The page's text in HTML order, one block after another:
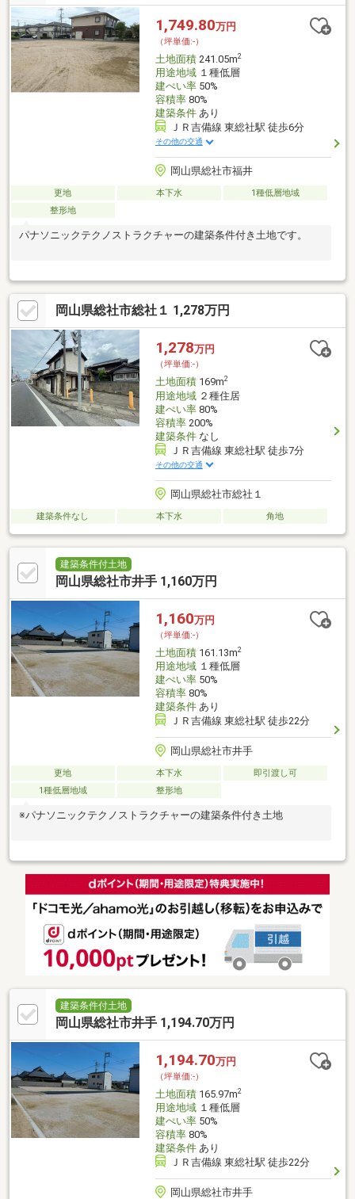
1,749.80万円
（坪単価:-）
土地面積241.05m2
用途地域１種低層
建ぺい率50%
容積率80%
建築条件あり
ＪＲ吉備線 東総社駅 徒歩6分
その他の交通
岡山県総社市福井
更地 本下水
1種低層地域
整形地
パナソニックテクノストラクチャーの建築条件付き土地です。
岡山県総社市総社１ 1,278万円
1,278万円
（坪単価:-）
土地面積169m2
用途地域２種住居
建ぺい率80%
容積率200%
建築条件なし
ＪＲ吉備線 東総社駅 徒歩7分
その他の交通
岡山県総社市総社１
建築条件なし 本下水 角地
建築条件付土地
岡山県総社市井手 1,160万円
1,160万円
（坪単価:-）
土地面積161.13m2
用途地域１種低層
建ぺい率50%
容積率80%
建築条件あり
ＪＲ吉備線 東総社駅 徒歩22分
岡山県総社市井手
更地 本下水
即引渡し可
1種低層地域
整形地
※パナソニックテクノストラクチャーの建築条件付き土地
建築条件付土地
岡山県総社市井手 1,194.70万円
1,194.70万円
（坪単価:-）
土地面積165.97m2
用途地域１種低層
建ぺい率50%
容積率80%
建築条件あり
ＪＲ吉備線 東総社駅 徒歩22分
岡山県総社市井手